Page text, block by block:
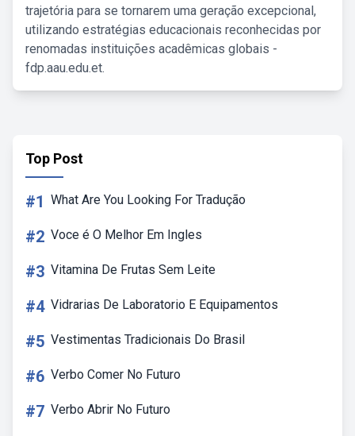
trajetória para se tornarem uma geração excepcional,
utilizando estratégias educacionais reconhecidas por
renomadas instituições acadêmicas globais -
fdp.aau.edu.et.
Top Post
#1 What Are You Looking For Tradução
#2 Voce é O Melhor Em Ingles
#3 Vitamina De Frutas Sem Leite
#4 Vidrarias De Laboratorio E Equipamentos
#5 Vestimentas Tradicionais Do Brasil
#6 Verbo Comer No Futuro
#7 Verbo Abrir No Futuro